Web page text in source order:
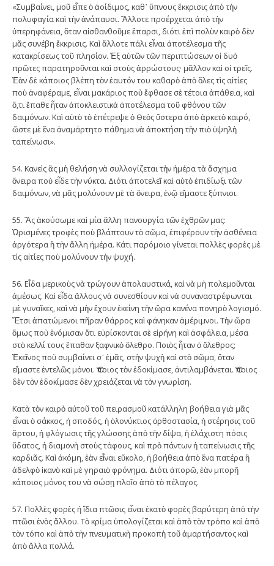
«Συμβαίνει, μοῦ εἶπε ὁ ἀοίδιμος, καθ᾿ ὕπνους ἔκκρισις ἀπὸ τὴν
πολυφαγία καὶ τὴν ἀνάπαυσι. Ἄλλοτε προέρχεται ἀπὸ τὴν
ὑπερηφάνεια, ὅταν αἰσθανθοῦμε ἔπαρσι, διότι ἐπὶ πολὺν καιρὸ δὲν
μᾶς συνέβη ἔκκρισις. Καὶ ἄλλοτε πάλι εἶναι ἀποτέλεσμα τῆς
κατακρίσεως τοῦ πλησίον. Ἐξ αὐτῶν τῶν περιπτώσεων οἱ δυὸ
πρῶτες παρατηροῦνται καὶ στοὺς ἀρρώστους· μᾶλλον καὶ οἱ τρεῖς.
Ἐὰν δὲ κάποιος βλέπη τὸν ἑαυτόν του καθαρὸ ἀπὸ ὅλες τὶς αἰτίες
ποὺ ἀναφέραμε, εἶναι μακάριος ποὺ ἔφθασε σὲ τέτοια ἀπάθεια, καὶ
ὅ,τι ἔπαθε ἦταν ἀποκλειστικὰ ἀποτέλεσμα τοῦ φθόνου τῶν
δαιμόνων. Καὶ αὐτὸ τὸ ἐπέτρεψε ὁ Θεὸς ὕστερα ἀπὸ ἀρκετὸ καιρό,
ὥστε μὲ ἕνα ἀναμάρτητο πάθημα νὰ ἀποκτήση τὴν πιὸ ὑψηλὴ
ταπείνωσι».
54. Κανεὶς ἂς μὴ θελήση νὰ συλλογίζεται τὴν ἡμέρα τὰ ἄσχημα
ὄνειρα ποὺ εἶδε τὴν νύκτα. Διότι ἀποτελεῖ καὶ αὐτὸ ἐπιδίωξι τῶν
δαιμόνων, νὰ μᾶς μολύνουν μὲ τὰ ὄνειρα, ἐνῷ εἴμαστε ξύπνιοι.
55. Ἂς ἀκούσωμε καὶ μία ἄλλη πανουργία τῶν ἐχθρῶν μας:
Ὠρισμένες τροφὲς ποὺ βλάπτουν τὸ σῶμα, ἐπιφέρουν τὴν ἀσθένεια
ἀργότερα ἢ τὴν ἄλλη ἡμέρα. Κάτι παρόμοιο γίνεται πολλὲς φορὲς μὲ
τὶς αἰτίες ποὺ μολύνουν τὴν ψυχή.
56. Εἶδα μερικοὺς νὰ τρώγουν ἀπολαυστικά, καὶ νὰ μὴ πολεμοῦνται
ἀμέσως. Καὶ εἶδα ἄλλους νὰ συνεσθίουν καὶ νὰ συναναστρέφωνται
μὲ γυναῖκες, καὶ νὰ μὴν ἔχουν ἐκείνη τὴν ὥρα κανένα πονηρὸ λογισμό.
Ἔτσι ἀπατώμενοι πῆραν θάρρος καὶ φάνηκαν ἀμέριμνοι. Τὴν ὥρα
ὅμως ποὺ ἐνόμισαν ὅτι εὑρίσκονται σὲ εἰρήνη καὶ ἀσφάλεια, μέσα
στὸ κελλί τους ἔπαθαν ξαφνικὸ ὄλεθρο. Ποιὸς ἦταν ὁ ὄλεθρος;
Ἐκεῖνος ποὺ συμβαίνει σ᾿ ἐμᾶς, στὴν ψυχὴ καὶ στὸ σῶμα, ὅταν
εἴμαστε ἐντελῶς μόνοι. Ὅποιος τὸν ἐδοκίμασε, ἀντιλαμβάνεται. Ὅποιος
δὲν τὸν ἐδοκίμασε δὲν χρειάζεται νὰ τὸν γνωρίση.
Κατὰ τὸν καιρὸ αὐτοῦ τοῦ πειρασμοῦ κατάλληλη βοήθεια γιὰ μᾶς
εἶναι ὁ σάκκος, ἡ σποδός, ἡ ὁλονύκτιος ὀρθοστασία, ἡ στέρησις τοῦ
ἄρτου, ἡ φλόγωσις τῆς γλώσσης ἀπὸ τὴν δίψα, ἡ ἐλάχιστη πόσις
ὕδατος, ἡ διαμονὴ στοὺς τάφους, καὶ πρὸ πάντων ἡ ταπείνωσις τῆς
καρδιᾶς. Καὶ ἀκόμη, ἐὰν εἶναι εὔκολο, ἡ βοήθεια ἀπὸ ἕνα πατέρα ἢ
ἀδελφὸ ἱκανὸ καὶ μὲ γηραιὸ φρόνημα. Διότι ἀπορῶ, ἐὰν μπορῆ
κάποιος μόνος του νὰ σώσῃ πλοῖο ἀπὸ τὸ πέλαγος.
57. Πολλὲς φορὲς ἡ ἴδια πτῶσις εἶναι ἑκατὸ φορὲς βαρύτερη ἀπὸ τὴν
πτῶσι ἑνὸς ἄλλου. Τὸ κρίμα ὑπολογίζεται καὶ ἀπὸ τὸν τρόπο καὶ ἀπὸ
τὸν τόπο καὶ ἀπὸ τὴν πνευματικὴ προκοπὴ τοῦ ἁμαρτήσαντος καὶ
ἀπὸ ἄλλα πολλά.